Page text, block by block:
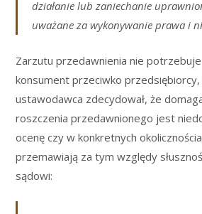
działanie lub zaniechanie
uważane za wykonywanie prawa i
Zarzutu przedawnienia nie
konsument przeciwko
ustawodawca zdecydował, że
roszczenia przedawnionego jest
ocenę czy w konkretnych
przemawiają za tym względy
sądowi: